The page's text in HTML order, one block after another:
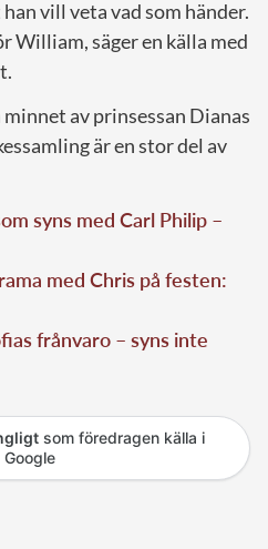
vill veta vad som händer.
William, säger en källa med
av prinsessan Dianas
är en stor del av
syns med Carl Philip –
med Chris på festen:
frånvaro – syns inte
som föredragen källa i
Google